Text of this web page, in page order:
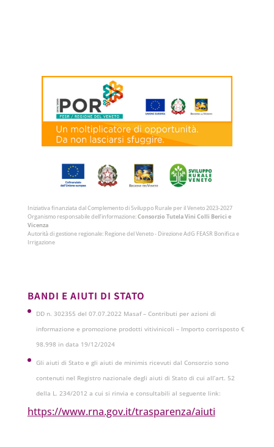
Iniziativa finanziata dal Complemento di Sviluppo Rurale per il Veneto 2023-2027
Organismo responsabile dell’informazione:Consorzio Tutela Vini Colli Berici e
Vicenza
Autorità di gestione regionale: Regione del Veneto - Direzione AdG FEASR Bonifica e
Irrigazione
BANDI E AIUTI DI STATO
DD n. 302355 del 07.07.2022 Masaf – Contributi per azioni di
informazione e promozione prodotti vitivinicoli – Importo corrisposto €
98.998 in data 19/12/2024
Gli aiuti di Stato e gli aiuti de minimis ricevuti dal Consorzio sono
contenuti nel Registro nazionale degli aiuti di Stato di cui all’art. 52
della L. 234/2012 a cui si rinvia e consultabili al seguente link:
https://www.rna.gov.it/trasparenza/aiuti